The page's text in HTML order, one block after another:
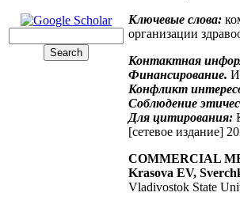
Ключевые слова:
организации
Контактная
Финансирование.
Конфликт
Соблюдение
Для цитирования:
[сетевое издание]
COMMERCIAL
Krasova EV,
Vladivostok State